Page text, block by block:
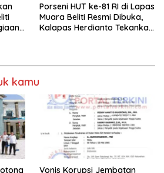
Porseni HUT ke-81 RI di Lapas
Muara Beliti Resmi Dibuka,
Kalapas Herdianto Tekankan
kamu
Vonis Korupsi Jembatan